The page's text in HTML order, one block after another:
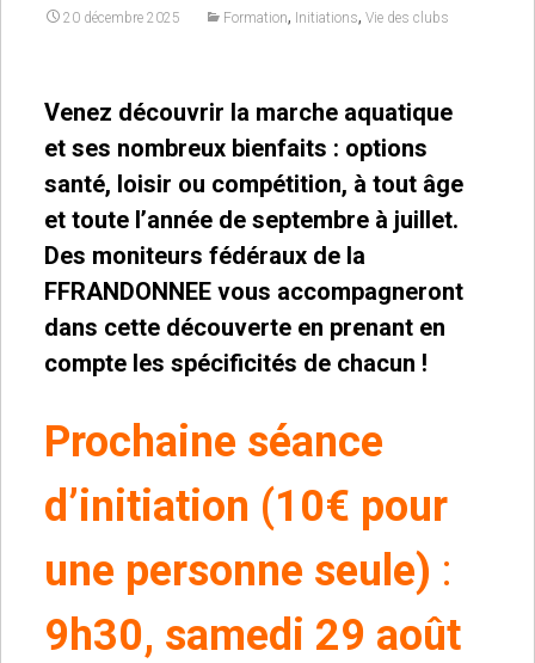
20 décembre 2025 Formation, Initiations, Vie des clubs
Venez découvrir la marche aquatique
et ses nombreux bienfaits : options
santé, loisir ou compétition, à tout âge
et toute l’année de septembre à juillet.
Des moniteurs fédéraux de la
FFRANDONNEE vous accompagneront
dans cette découverte en prenant en
compte les spécificités de chacun !
Prochaine séance
d’initiation (10€ pour
une personne seule) :
9h30, samedi 29 août